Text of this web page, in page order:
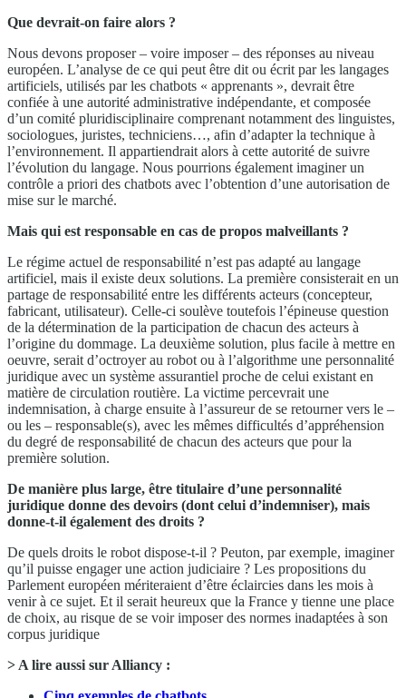
Que devrait-on faire alors ?
Nous devons proposer – voire imposer – des réponses au niveau
européen. L’analyse de ce qui peut être dit ou écrit par les langages
artificiels, utilisés par les chatbots « apprenants », devrait être
confiée à une autorité administrative indépendante, et composée
d’un comité pluridisciplinaire comprenant notamment des linguistes,
sociologues, juristes, techniciens…, afin d’adapter la technique à
l’environnement. Il appartiendrait alors à cette autorité de suivre
l’évolution du langage. Nous pourrions également imaginer un
contrôle a priori des chatbots avec l’obtention d’une autorisation de
mise sur le marché.
Mais qui est responsable en cas de propos malveillants ?
Le régime actuel de responsabilité n’est pas adapté au langage
artificiel, mais il existe deux solutions. La première consisterait en un
partage de responsabilité entre les différents acteurs (concepteur,
fabricant, utilisateur). Celle-ci soulève toutefois l’épineuse question
de la détermination de la participation de chacun des acteurs à
l’origine du dommage. La deuxième solution, plus facile à mettre en
oeuvre, serait d’octroyer au robot ou à l’algorithme une personnalité
juridique avec un système assurantiel proche de celui existant en
matière de circulation routière. La victime percevrait une
indemnisation, à charge ensuite à l’assureur de se retourner vers le –
ou les – responsable(s), avec les mêmes difficultés d’appréhension
du degré de responsabilité de chacun des acteurs que pour la
première solution.
De manière plus large, être titulaire d’une personnalité
juridique donne des devoirs (dont celui d’indemniser), mais
donne-t-il également des droits ?
De quels droits le robot dispose-t-il ? Peuton, par exemple, imaginer
qu’il puisse engager une action judiciaire ? Les propositions du
Parlement européen mériteraient d’être éclaircies dans les mois à
venir à ce sujet. Et il serait heureux que la France y tienne une place
de choix, au risque de se voir imposer des normes inadaptées à son
corpus juridique
> A lire aussi sur Alliancy :